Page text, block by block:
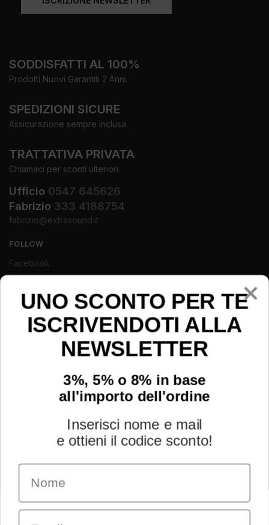
SODDISFATTI AL 100%
Prodotti Nuovi Garantiti 2 Anni.
SPEDIZIONI SICURE
Assicurazione sempre inclusa.
TRATTATIVA PRIVATA
Chiamaci per sconti ulteriori.
Ufficio 0547 645626
Fabrizio 333 4188754
fabrizio@extrasound.it
FOLLOW
Facebook
Instagram
Youtube
INFORMAZIONI
Chi siamo
UNO SCONTO PER TE
ISCRIVENDOTI ALLA
NEWSLETTER
3%, 5% o 8% in base
all'importo dell'ordine
Inserisci nome e mail
e ottieni il codice sconto!
Name
Email